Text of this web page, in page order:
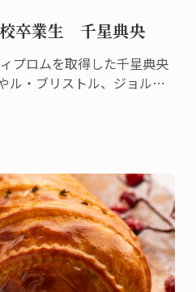
卒業生 千星典央
プロムを取得した千星典央
ル・ブリストル、ジョルジ
ル＆リゾートのエグゼク